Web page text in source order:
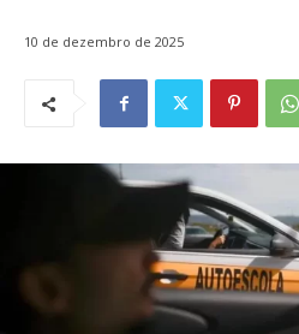
10 de dezembro de 2025